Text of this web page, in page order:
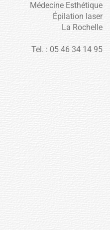
Médecine Esthétique
Épilation laser
La Rochelle
Tel. : 05 46 34 14 95